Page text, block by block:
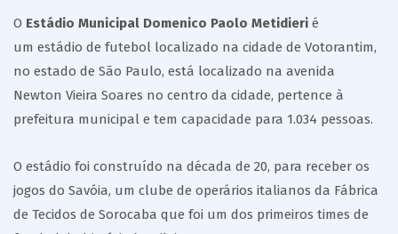
O Estádio Municipal Domenico Paolo Metidieri é
um estádio de futebol localizado na cidade de Votorantim,
no estado de São Paulo, está localizado na avenida
Newton Vieira Soares no centro da cidade, pertence à
prefeitura municipal e tem capacidade para 1.034 pessoas.
O estádio foi construído na década de 20, para receber os
jogos do Savóia, um clube de operários italianos da Fábrica
de Tecidos de Sorocaba que foi um dos primeiros times de